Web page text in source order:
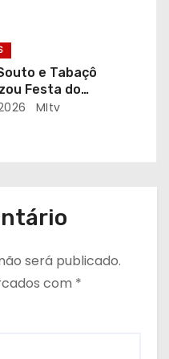
e Tabaçô
Festa do
MItv
será publicado.
com *